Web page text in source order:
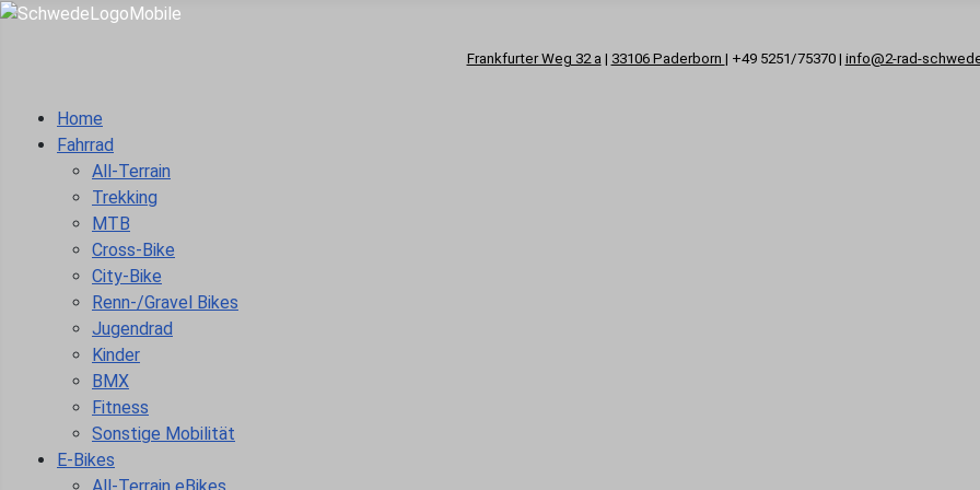
Frankfurter Weg 32 a | 33106 Paderborn | +49 5251/75370 | info@2-rad-
Home
Fahrrad
All-Terrain
Trekking
MTB
Cross-Bike
City-Bike
Renn-/Gravel Bikes
Jugendrad
Kinder
BMX
Fitness
Sonstige Mobilität
E-Bikes